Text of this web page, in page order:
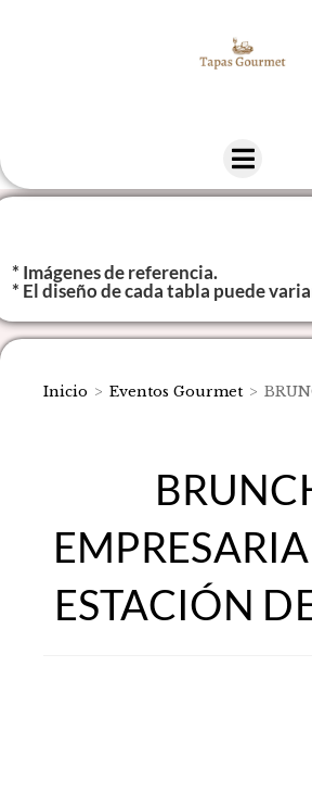
* Imágenes de referencia.
* El diseño de cada tabla puede
Inicio > Eventos Gourmet >
ESTACIÓN